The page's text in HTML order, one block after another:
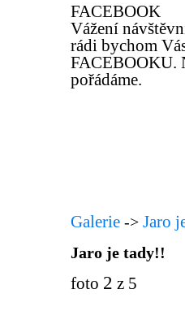
FACEBOOK
Vážení
rádi bychom
FACEBOOKU.
pořádáme.
Galerie -> Jaro
Jaro je tady!!
foto 2 z 5